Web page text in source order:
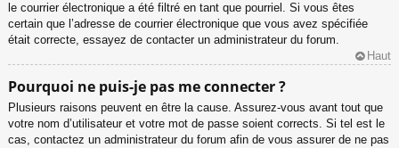
le courrier électronique a été filtré en tant que pourriel. Si vous êtes
certain que l’adresse de courrier électronique que vous avez spécifiée
était correcte, essayez de contacter un administrateur du forum.
Haut
Pourquoi ne puis-je pas me connecter ?
Plusieurs raisons peuvent en être la cause. Assurez-vous avant tout que
votre nom d’utilisateur et votre mot de passe soient corrects. Si tel est le
cas, contactez un administrateur du forum afin de vous assurer de ne pas